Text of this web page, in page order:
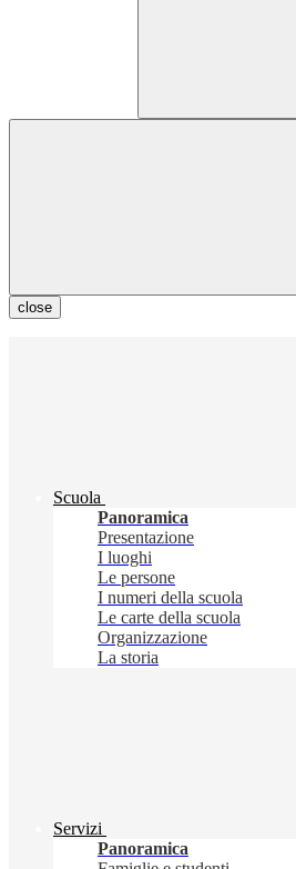
close
Scuola
Panoramica
Presentazione
I luoghi
Le persone
I numeri della scuola
Le carte della scuola
Organizzazione
La storia
Servizi
Panoramica